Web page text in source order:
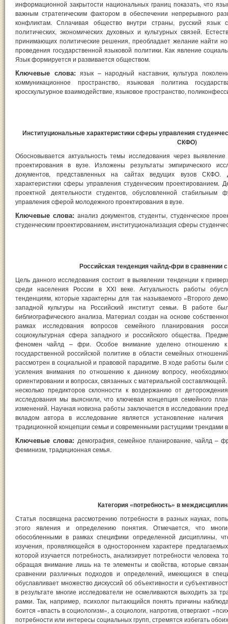
информационной закрытости национальных границ показать, что
важным стратегическим фактором в обеспечении непрерывного
конфликтам. Сплачивая общество внутри страны, русский язык
политических, экономических духовных и культурных связей.
принимающих политические решения, преобладает желание найти
проведения государственной языковой политики. Как явление
Язык формируется и развивается обществом.
Ключевые слова: язык – народный наставник, культура
коммуникационное пространство, языковая политика
кросскультурное взаимодействие, языковое пространство,
Институциональные характеристики сферы управления
СКФО)
Обосновывается актуальность темы исследования через
проектирования в вузе. Изложены результаты эмпирического
документов, представленных на сайтах ведущих вузов СКФО.
характеристики сферы управления студенческим проектированием.
проектной деятельности студентов, обусловленной стабильным
управления сферой молодежного проектирования в вузе.
Ключевые слова: анализ документов, студенты, студенческое
студенческим проектированием, институционализация сферы
Российская тенденция чайлд-фри в сравнении
Цель данного исследования состоит в выявлении тенденции к
среди населения России в XXI веке. Актуальность работы
тенденциям, которые характерны для так называемого «Второго
западной культуры на Российский институт семьи. В работе
библиографического анализа. Материал создан на основе
рамках исследования вопросов семейного планирования
социокультурная сфера западного и российского общества.
феномен чайлд – фри. Особое внимание уделено отношению к
государственной российской политике в области семейных
рассмотрен в социальной и правовой парадигме. В ходе работы
усиления внимания по отношению к данному вопросу,
ориентировании и вопросах, связанных с материальной
несколько предикторов склонности к воздержанию от
исследования мы выяснили, что ключевая концепция семейного
изменений. Научная новизна работы заключается в исследовании
вкладом автора в исследование является установление
традиционной концепции семьи и современными растущими трендами
Ключевые слова:демография, семейное планирование, чайлд –
феминизм, традиционная семья.
Категория «потребность» в
Статья посвящена рассмотрению потребности в разных науках,
этого явления и определению понятия. Отмечается, что
обособленными в рамках специфики определенной дисциплины,
изучения, проявляющейся в одностороннем характере
которой изучается потребность, анализирует потребности человека
обращая внимание лишь на те элементы и свойства, которые
сравнении различных подходов и определений, имеющихся в
обуславливает множество дискуссий об объективности и
в результате многие исследователи не осмеливаются выходить за
рамки. Так, например, психолог пытающийся понять причины
боится «впасть в социологизм», а социологи, напротив, отвергают
потребности или интересы социальных групп, стремятся избегать